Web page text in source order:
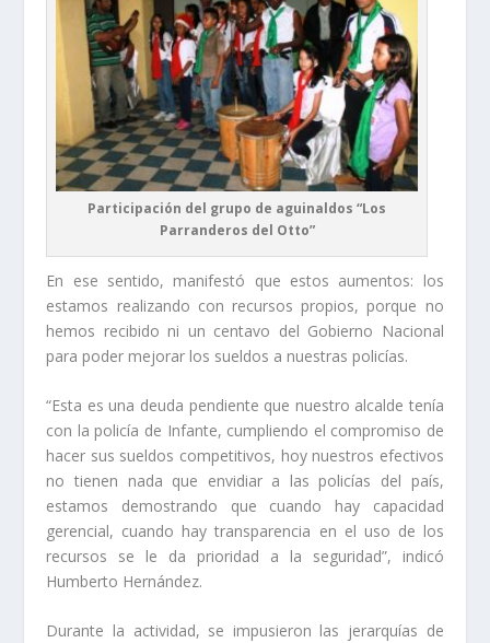
Participación del grupo de aguinaldos “Los
Parranderos del Otto”
En ese sentido, manifestó que estos aumentos: los
estamos realizando con recursos propios, porque no
hemos recibido ni un centavo del Gobierno Nacional
para poder mejorar los sueldos a nuestras policías.
“Esta es una deuda pendiente que nuestro alcalde tenía
con la policía de Infante, cumpliendo el compromiso de
hacer sus sueldos competitivos, hoy nuestros efectivos
no tienen nada que envidiar a las policías del país,
estamos demostrando que cuando hay capacidad
gerencial, cuando hay transparencia en el uso de los
recursos se le da prioridad a la seguridad”, indicó
Humberto Hernández.
Durante la actividad, se impusieron las jerarquías de